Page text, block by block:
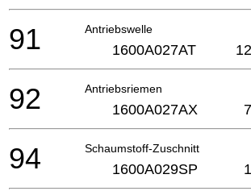
Antriebswelle
91 1600A027AT
Antriebsriemen
92 1600A027AX
Schaumstoff-Zuschnitt
94 1600A029SP